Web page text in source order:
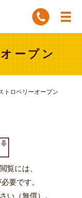
ープン
トロベリーオープン
覧には、
要です。
い（無償）。